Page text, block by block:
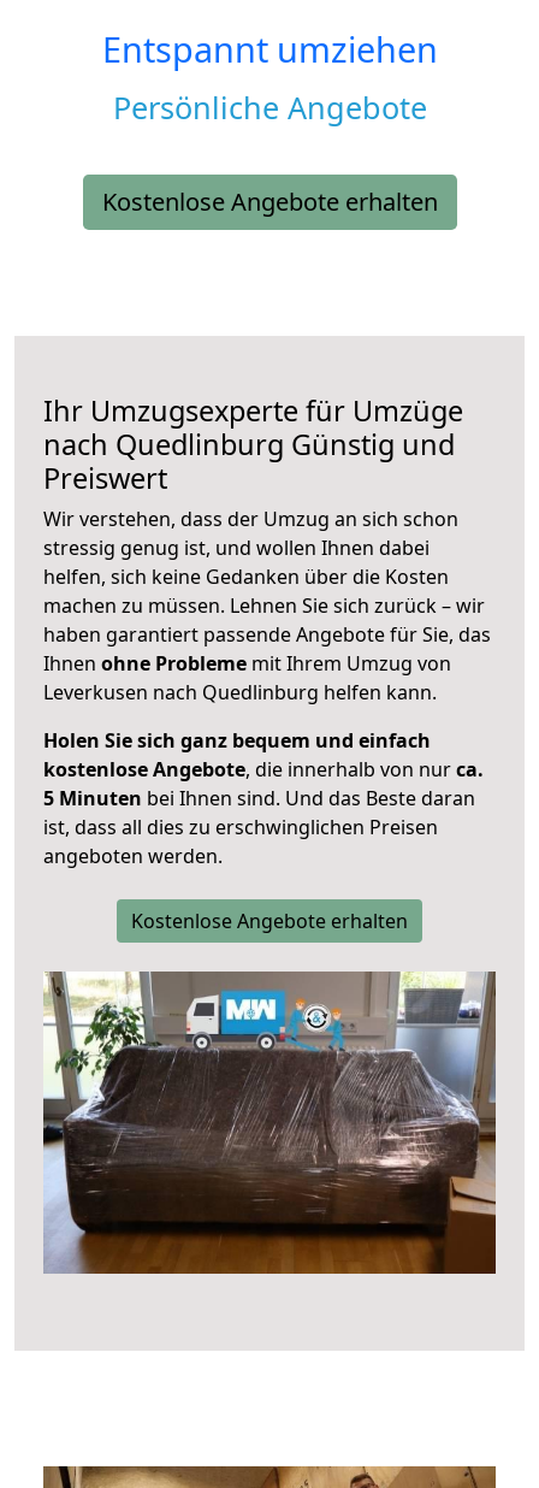
Entspannt umziehen
Persönliche Angebote
Kostenlose Angebote erhalten
Ihr Umzugsexperte für Umzüge
nach Quedlinburg Günstig und
Preiswert
Wir verstehen, dass der Umzug an sich schon
stressig genug ist, und wollen Ihnen dabei
helfen, sich keine Gedanken über die Kosten
machen zu müssen. Lehnen Sie sich zurück – wir
haben garantiert passende Angebote für Sie, das
Ihnen ohne Probleme mit Ihrem Umzug von
Leverkusen nach Quedlinburg helfen kann.
Holen Sie sich ganz bequem und einfach
kostenlose Angebote, die innerhalb von nurca.
5 Minuten bei Ihnen sind. Und das Beste daran
ist, dass all dies zu erschwinglichen Preisen
angeboten werden.
Kostenlose Angebote erhalten